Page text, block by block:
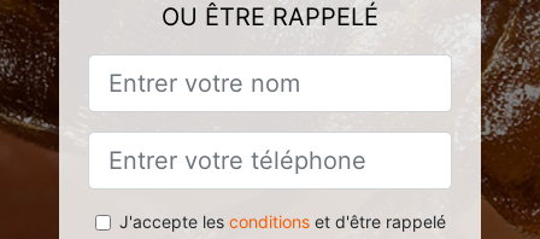
OU ÊTRE RAPPELÉ
J'accepte les conditionset d'être rappelé